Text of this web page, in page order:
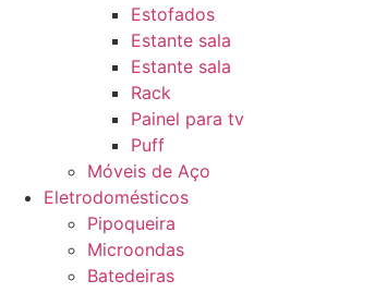
Estofados
Estante sala
Estante sala
Rack
Painel para tv
Puff
Móveis de Aço
Eletrodomésticos
Pipoqueira
Microondas
Batedeiras